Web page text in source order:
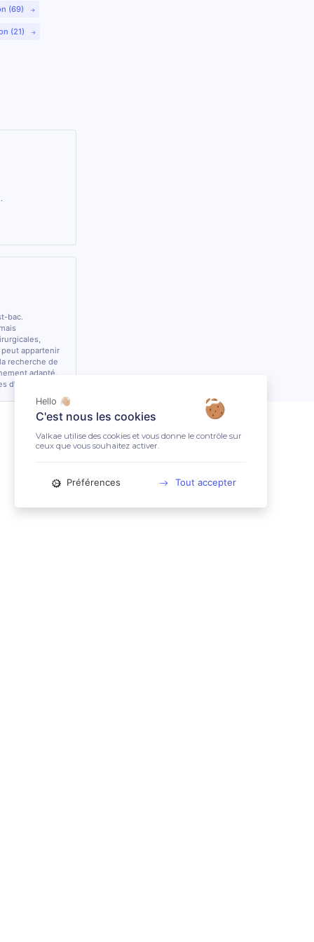
(69)
(21)
bac.
appartenir
recherche de
adapté.
Hello 👋🏼
C'est nous les cookies
Valkae utilise des cookies et vous donne le contrôle sur
ceux que vous souhaitez activer.
Préférences Tout accepter